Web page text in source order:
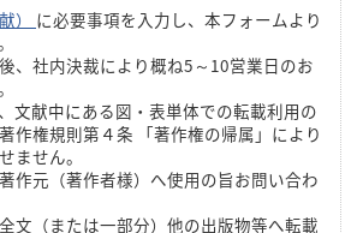
） に必要事項を入力し、本フォームより
、社内決裁により概ね5～10営業日のお
文献中にある図・表単体での転載利用の
作権規則第４条 「著作権の帰属」により
ません。
作元（著作者様）へ使用の旨お問い合わ
文（または一部分）他の出版物等へ転載